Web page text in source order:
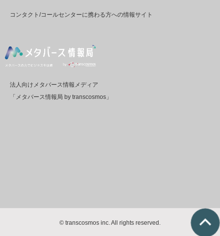
コンタクト/コールセンターに携わる方への情報サイト
法人向けメタバース情報メディア
「メタバース情報局 by transcosmos」
© transcosmos inc. All rights reserved.